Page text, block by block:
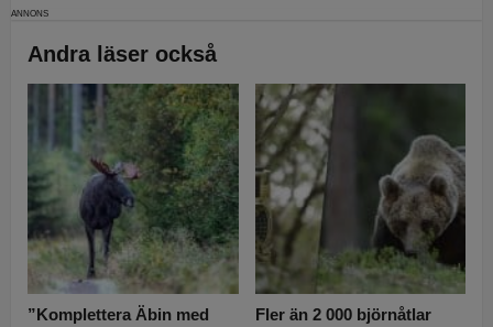
Andra läser också
”Komplettera Äbin med
Fler än 2 000 björnåtlar